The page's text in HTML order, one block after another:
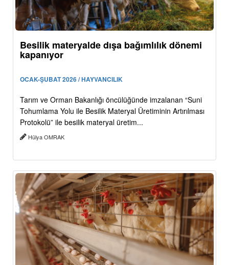
Besilik materyalde dışa bağımlılık dönemi
kapanıyor
OCAK-ŞUBAT 2026 / HAYVANCILIK
Tarım ve Orman Bakanlığı öncülüğünde imzalanan “Suni
Tohumlama Yolu ile Besilik Materyal Üretiminin Artırılması
Protokolü” ile besilik materyal üretim...
Hülya OMRAK